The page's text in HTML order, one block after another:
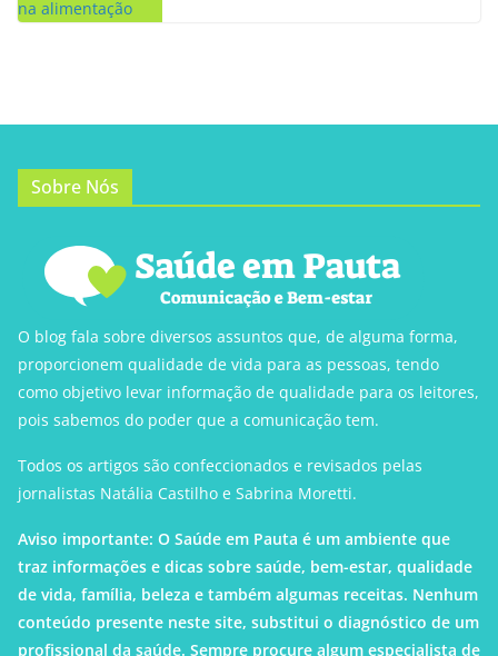
Sobre Nós
O blog fala sobre diversos assuntos que, de alguma forma,
proporcionem qualidade de vida para as pessoas, tendo
como objetivo levar informação de qualidade para os leitores,
pois sabemos do poder que a comunicação tem.
Todos os artigos são confeccionados e revisados pelas
jornalistas Natália Castilho e Sabrina Moretti.
Aviso importante: O Saúde em Pauta é um ambiente que
traz informações e dicas sobre saúde, bem-estar, qualidade
de vida, família, beleza e também algumas receitas. Nenhum
conteúdo presente neste site, substitui o diagnóstico de um
profissional da saúde. Sempre procure algum especialista de